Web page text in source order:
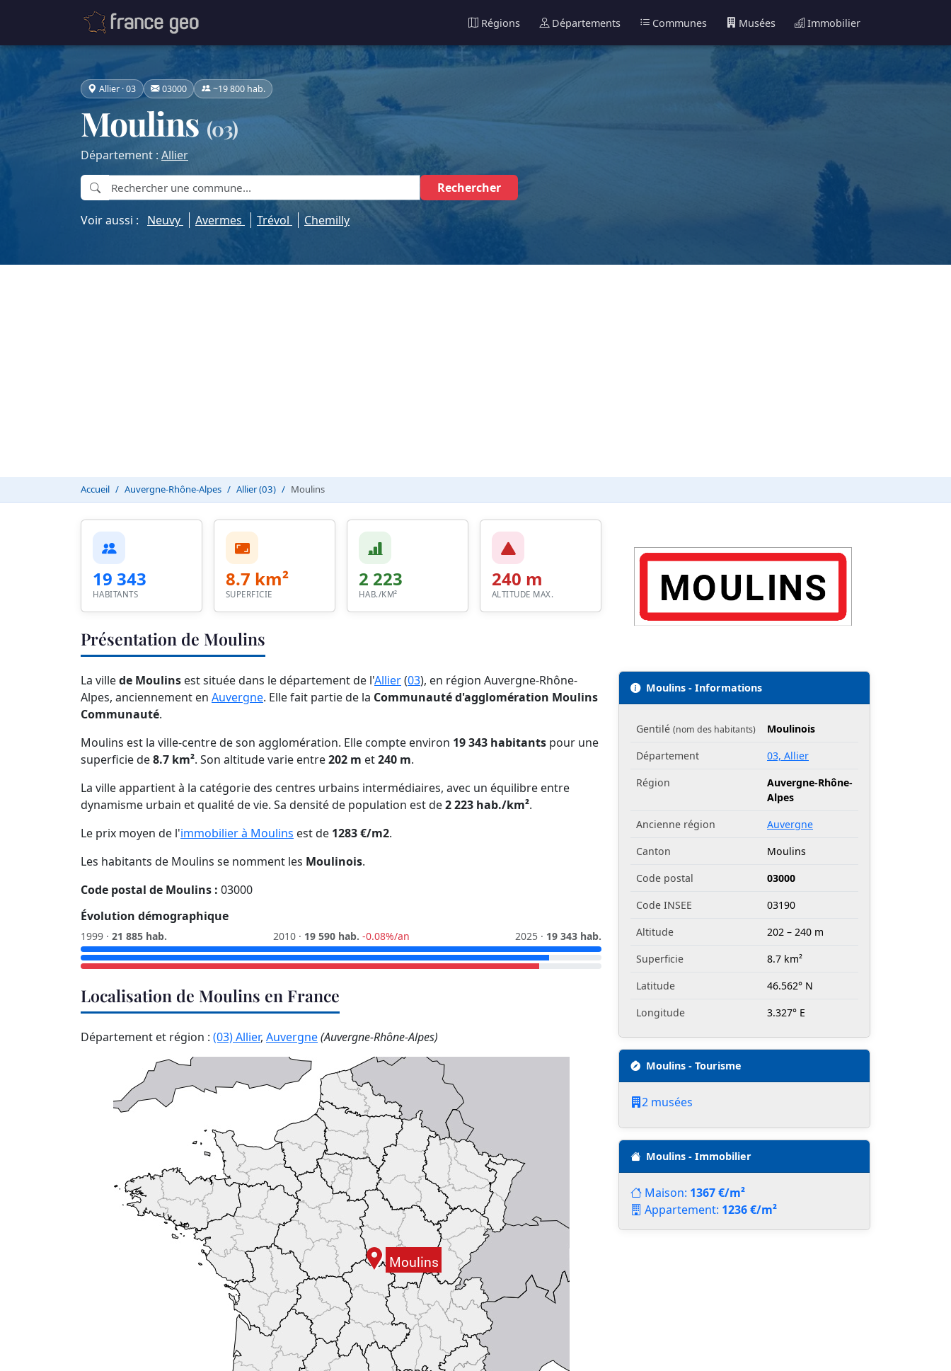
Régions Départements Communes Musées Immobilier
Allier · 03 03000 ~19 800 hab.
Moulins(03)
Département : Allier
Rechercher
Voir aussi : Neuvy Avermes Trévol Chemilly
Accueil Auvergne-Rhône-Alpes Allier (03) Moulins
19 343
HABITANTS
8.7 km²
SUPERFICIE
2 223
HAB./KM²
240 m
ALTITUDE MAX.
Présentation de Moulins
La villede Moulins est située dans le département de l'Allier(03), en région Auvergne-Rhône-
Alpes, anciennement en Auvergne. Elle fait partie de la Communauté d'agglomération Moulins
Communauté.
Moulins est la ville-centre de son agglomération. Elle compte environ 19 343 habitants pour une
superficie de8.7 km². Son altitude varie entre202 m et240 m.
La ville appartient à la catégorie des centres urbains intermédiaires, avec un équilibre entre
dynamisme urbain et qualité de vie. Sa densité de population est de2 223 hab./km².
Le prix moyen de l'immobilier à Moulins est de 1283 €/m2.
Les habitants de Moulins se nomment les Moulinois.
Code postal de Moulins : 03000
Évolution démographique
1999 · 21 885 hab. 2010 · 19 590 hab. -0.08%/an 2025 · 19 343 hab.
Localisation de Moulins en France
Département et région : (03) Allier, Auvergne(Auvergne-Rhône-Alpes)
Moulins - Informations
Gentilé (nom des habitants)
Moulinois
Département
03, Allier
Région
Auvergne-Rhône-
Alpes
Ancienne région
Auvergne
Canton
Moulins
Code postal
03000
Code INSEE
03190
Altitude
202 – 240 m
Superficie
8.7 km²
Latitude
46.562° N
Longitude
3.327° E
Moulins - Tourisme
2 musées
Moulins - Immobilier
Maison: 1367 €/m²
Appartement: 1236 €/m²